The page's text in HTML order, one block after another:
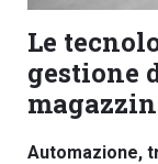
Le
gestione
Automazione,